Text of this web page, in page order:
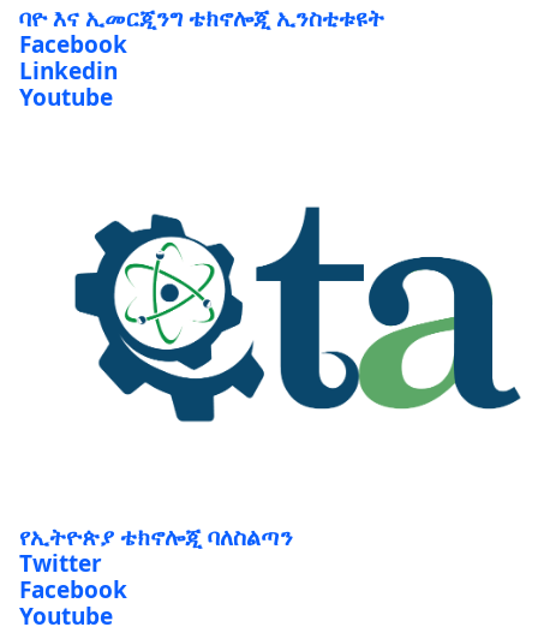
ባዮ እና ኢመርጂንግ ቴክኖሎጂ ኢንስቲቱዩት
Facebook
Linkedin
Youtube
የኢትዮጵያ ቴክኖሎጂ ባለስልጣን
Twitter
Facebook
Youtube